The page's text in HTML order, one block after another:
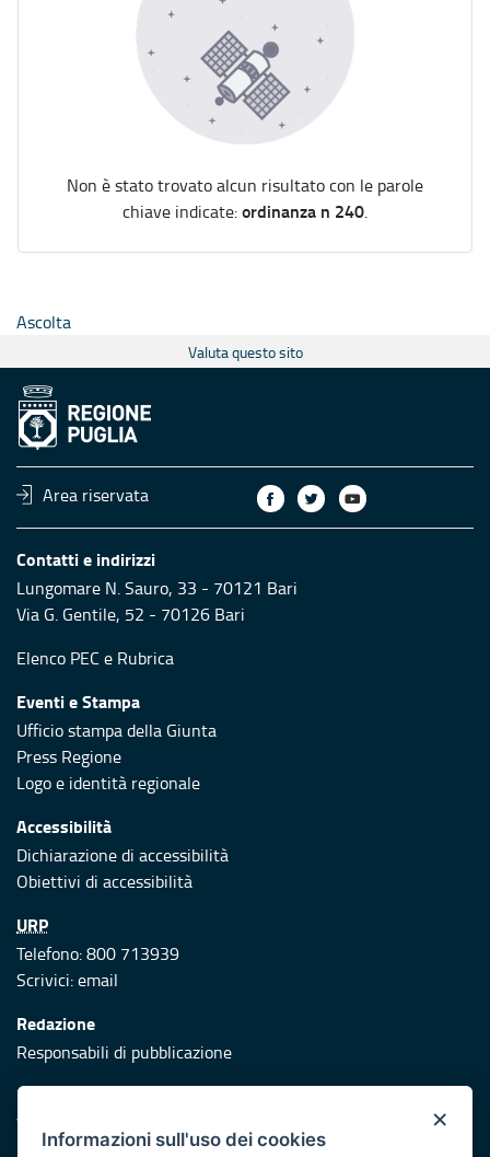
Non è stato trovato alcun risultato con le parole
chiave indicate:ordinanza n 240.
Ascolta
Valuta questo sito
Area riservata
Contatti e indirizzi
Lungomare N. Sauro, 33 - 70121 Bari
Via G. Gentile, 52 - 70126 Bari
Elenco PEC e Rubrica
Eventi e Stampa
Ufficio stampa della Giunta
Press Regione
Logo e identità regionale
Accessibilità
Dichiarazione di accessibilità
Obiettivi di accessibilità
URP
Telefono: 800 713939
Scrivici:email
Redazione
Responsabili di pubblicazione
Protezione civile
Vai al sito di Protezione Civile Puglia
×
Informazioni sull'uso dei cookies